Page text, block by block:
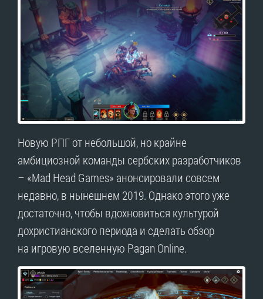
Новую РПГ от небольшой, но крайне
амбициозной команды сербских разработчиков
– «Mad Head Games» анонсировали совсем
недавно, в нынешнем 2019. Однако этого уже
достаточно, чтобы вдохновиться культурой
дохристианского периода и сделать обзор
на игровую вселенную Pagan Online.